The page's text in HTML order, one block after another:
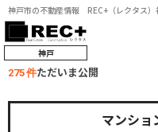
神戸市の不動産情報 REC+（レクタス）
神戸
275 件ただいま公開
マンショ